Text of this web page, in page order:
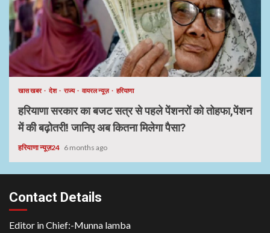
खास खबर देश राज्य वायरल न्यूज़ हरियाणा
हरियाणा सरकार का बजट सत्र से पहले पेंशनरों को तोहफा,पेंशन
में की बढ़ोतरी! जानिए अब कितना मिलेगा पैसा?
हरियाणा न्यूज़24 6 months ago
Contact Details
Editor in Chief:-Munna lamba